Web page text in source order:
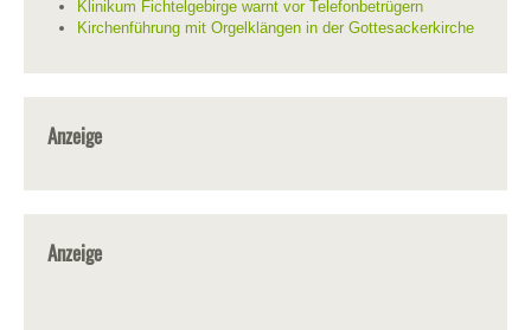
Klinikum Fichtelgebirge warnt vor Telefonbetrügern
Kirchenführung mit Orgelklängen in der Gottesackerkirche
Anzeige
Anzeige